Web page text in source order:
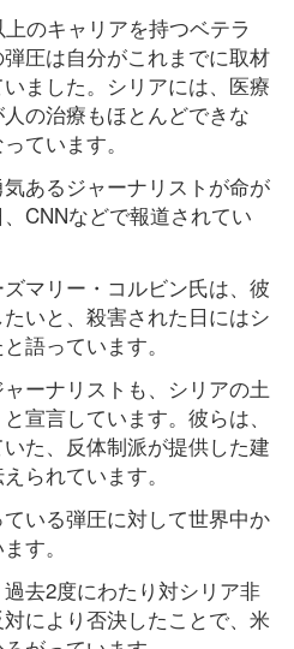
のキャリアを持つベテラ
圧は自分がこれまでに取材
ました。シリアには、医療
の治療もほとんどできな
ています。
あるジャーナリストが命が
CNNなどで報道されてい
マリー・コルビン氏は、彼
いと、殺害された日にはシ
語っています。
ーナリストも、シリアの土
宣言しています。彼らは、
た、反体制派が提供した建
られています。
いる弾圧に対して世界中か
す。
去2度にわたり対シリア非
により否決したことで、米